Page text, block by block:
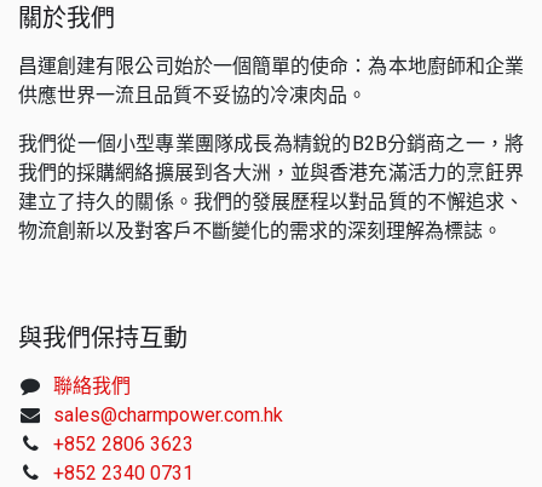
關於我們
昌運創建有限公司始於一個簡單的使命：為本地廚師和企業
供應世界一流且品質不妥協的冷凍肉品。
我們從一個小型專業團隊成長為精銳的B2B分銷商之一，將
我們的採購網絡擴展到各大洲，並與香港充滿活力的烹飪界
建立了持久的關係。我們的發展歷程以對品質的不懈追求、
物流創新以及對客戶不斷變化的需求的深刻理解為標誌。
與我們保持互動
聯絡我們
sales@charmpower.com.hk
+852 2806 3623
+852 2340 0731